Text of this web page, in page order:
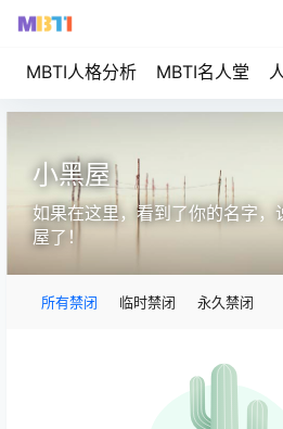
MBTI人格分析 MBTI名人堂
小黑屋
如果在这里，看到了你的名字，
屋了！
所有禁闭 临时禁闭 永久禁闭